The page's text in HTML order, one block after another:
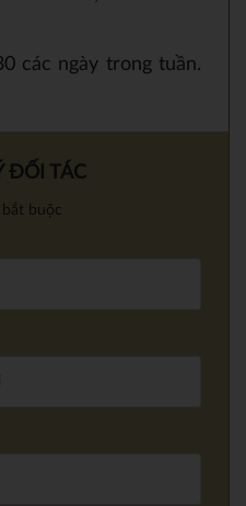
các ngày trong tuần.
ĐỐI TÁC
bắt buộc